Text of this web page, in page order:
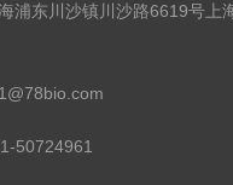
浦东川沙镇川沙路6619号上
50724961